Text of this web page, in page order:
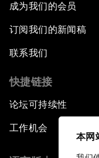
本网
成为我们的会员
订阅我们的新闻稿
联系我们
快捷链接
论坛可持续性
工作机会